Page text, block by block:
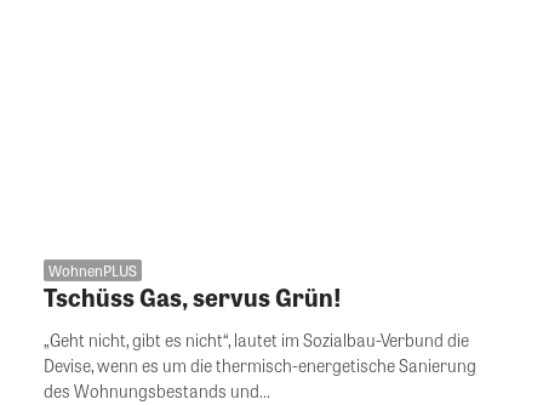
WohnenPLUS
Tschüss Gas, servus Grün!
„Geht nicht, gibt es nicht“, lautet im Sozialbau-Verbund die
Devise, wenn es um die thermisch-energetische Sanierung
des Wohnungsbestands und...